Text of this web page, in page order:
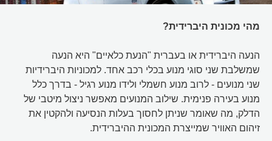
מהי מכונית היברידית?
הנעה היברידית או בעברית "הנעת כלאיים" היא הנעה
שמשלבת שני סוגי מנוע בכלי רכב אחד. למכוניות היברידיות
שני מנועים - לרוב מנוע חשמלי ולידו מנוע רגיל - בדרך כלל
מנוע בעירה פנימית. שילוב המנועים מאפשר ניצול מיטבי של
הדלק, מה שאומר שניתן לחסוך בעלות הנסיעה ולהקטין את
זיהום האוויר שמייצרת המכונית ההיברידית.